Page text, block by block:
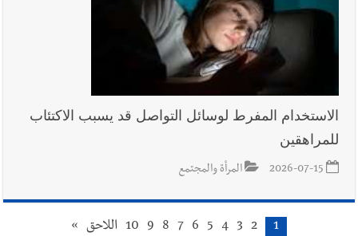
الاستخدام المفرط لوسائل التواصل قد يسبب الاكتئاب
للمراهقين
2026-07-15 المرأة والمجتمع
1
2
3
4
5
6
7
8
9
10 اللاحق »